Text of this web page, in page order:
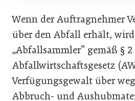
Wenn der Auftragnehmer
über den Abfall erhält,
„Abfallsammler“ gemäß § 2
Abfallwirtschafts­gesetz
Verfügungsgewalt über
Abbruch- und